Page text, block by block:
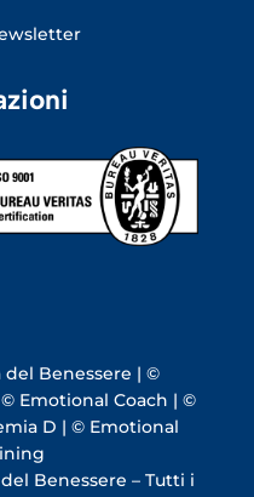
Benessere | ©
Emotional Coach | ©
D | © Emotional
Benessere – Tutti i